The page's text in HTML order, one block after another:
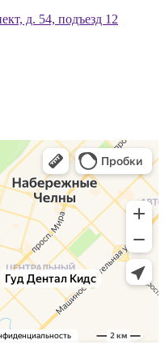
д. 54, подъезд 12